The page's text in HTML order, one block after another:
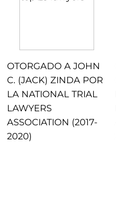
OTORGADO A JOHN
C. (JACK) ZINDA POR
LA NATIONAL TRIAL
LAWYERS
ASSOCIATION (2017-
2020)